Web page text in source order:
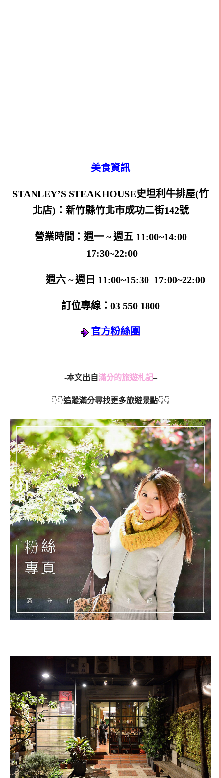
美食資訊
STANLEY’S STEAKHOUSE史坦利牛排屋(竹
北店)：新竹縣竹北市成功二街142號
營業時間：週一 ~ 週五 11:00~14:00
17:30~22:00
週六 ~ 週日 11:00~15:30 17:00~22:00
訂位專線：03 550 1800
官方粉絲團
-本文出自滿分的旅遊札記–
👇👇追蹤滿分尋找更多旅遊景點👇👇